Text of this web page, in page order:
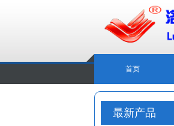
首页
最新产品